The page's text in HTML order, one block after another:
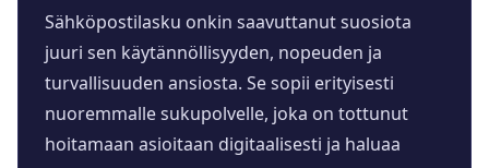
Sähköpostilasku onkin saavuttanut suosiota
juuri sen käytännöllisyyden, nopeuden ja
turvallisuuden ansiosta. Se sopii erityisesti
nuoremmalle sukupolvelle, joka on tottunut
hoitamaan asioitaan digitaalisesti ja haluaa